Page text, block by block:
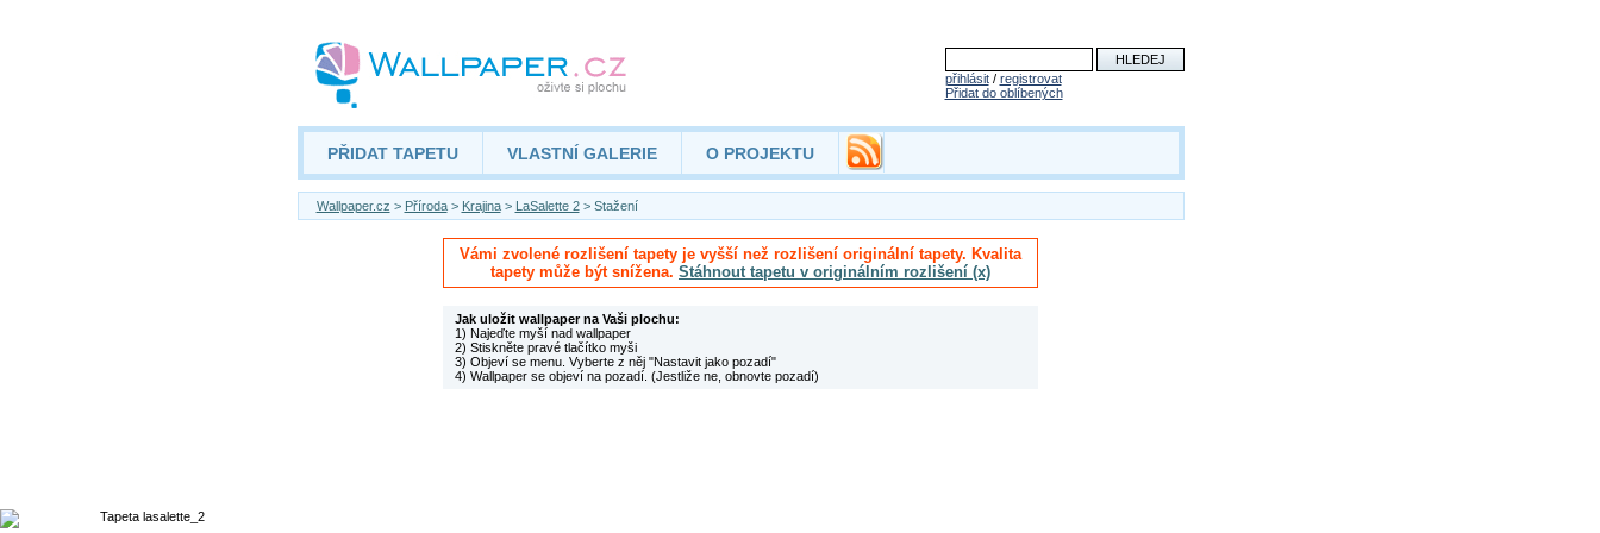
přihlásit/ registrovat
Přidat do oblíbených
PŘIDAT TAPETU VLASTNÍ GALERIE O PROJEKTU
Wallpaper.cz > Příroda> Krajina> LaSalette 2> Stažení
Vámi zvolené rozlišení tapety je vyšší než rozlišení originální tapety. Kvalita
tapety může být snížena. Stáhnout tapetu v originálním rozlišení (x)
Jak uložit wallpaper na Vaši plochu:
1) Najeďte myší nad wallpaper
2) Stiskněte pravé tlačítko myši
3) Objeví se menu. Vyberte z něj "Nastavit jako pozadí"
4) Wallpaper se objeví na pozadí. (Jestliže ne, obnovte pozadí)